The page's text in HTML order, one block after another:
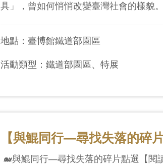
具」，曾如何悄悄改變臺灣社會的樣貌
地點：臺博館鐵道部園區
活動類型：鐵道部園區、特展
【與鯤同行—尋找失落的碎
🐋與鯤同行—尋找失落的碎片點選